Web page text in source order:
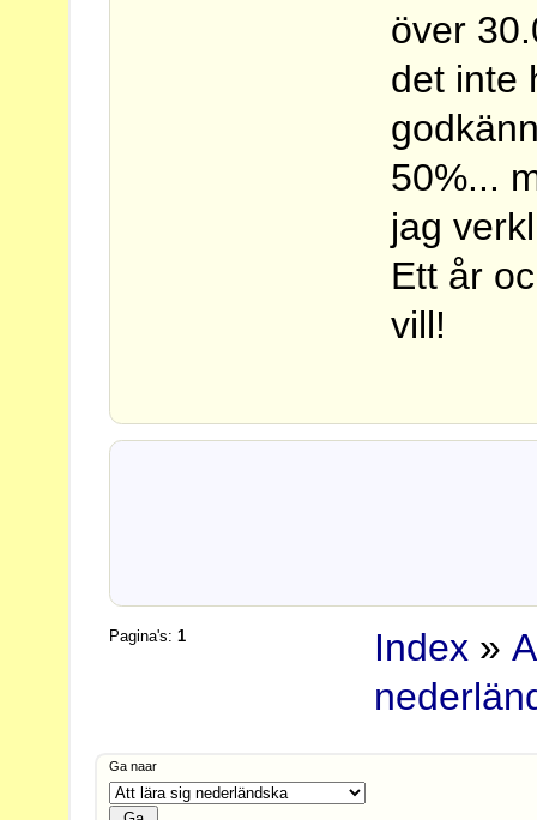
över
det inte
50%...
jag
Ett år
vill!
Pagina's:1 Index »
Ga naar